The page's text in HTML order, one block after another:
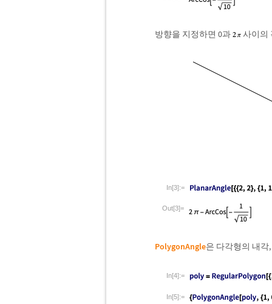
방향을 지정하면 0과 사이의
In[3]:=
Out[3]=
PolygonAngle은 다각형의 내각
In[4]:=
In[5]:=